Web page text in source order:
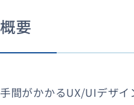
概要
手間がかかるUX/UIデザ